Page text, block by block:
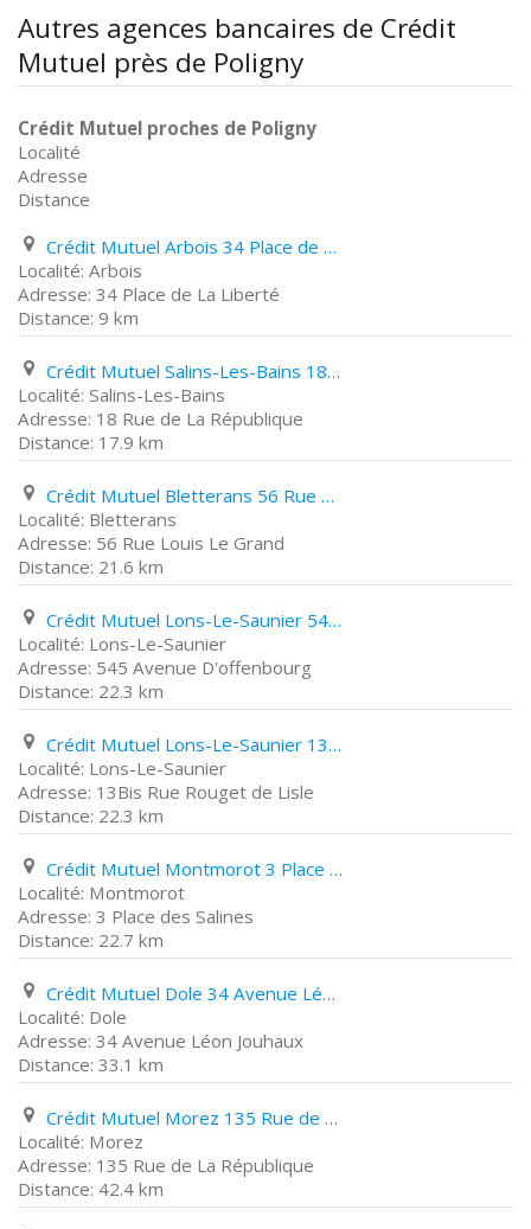
Autres agences bancaires de Crédit
Mutuel près de Poligny
Crédit Mutuel proches de Poligny
Localité
Adresse
Distance
Crédit Mutuel Arbois 34 Place de La Liberté
Arbois
34 Place de La Liberté
9 km
Crédit Mutuel Salins-Les-Bains 18 Rue de La République
Salins-Les-Bains
18 Rue de La République
17.9 km
Crédit Mutuel Bletterans 56 Rue Louis Le Grand
Bletterans
56 Rue Louis Le Grand
21.6 km
Crédit Mutuel Lons-Le-Saunier 545 Avenue D'offenbourg
Lons-Le-Saunier
545 Avenue D'offenbourg
22.3 km
Crédit Mutuel Lons-Le-Saunier 13Bis Rue Rouget de Lisle
Lons-Le-Saunier
13Bis Rue Rouget de Lisle
22.3 km
Crédit Mutuel Montmorot 3 Place des Salines
Montmorot
3 Place des Salines
22.7 km
Crédit Mutuel Dole 34 Avenue Léon Jouhaux
Dole
34 Avenue Léon Jouhaux
33.1 km
Crédit Mutuel Morez 135 Rue de La République
Morez
135 Rue de La République
42.4 km